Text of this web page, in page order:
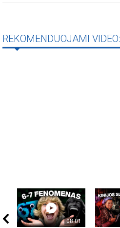
REKOMENDUOJAMI VIDEO:
08:01